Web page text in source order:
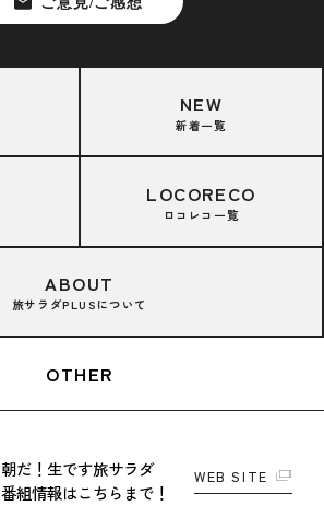
NEW
新着一覧
LOCORECO
ロコレコ一覧
ABOUT
旅サラダPLUSについて
OTHER
朝だ！生です旅サラダ
番組情報はこちらまで！
WEB SITE